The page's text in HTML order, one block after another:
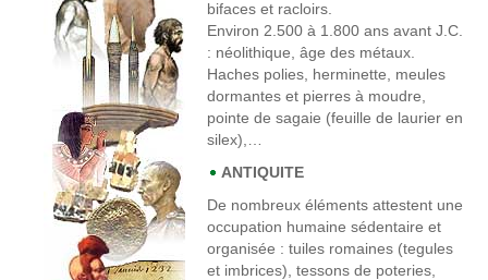
bifaces et racloirs.
Environ 2.500 à 1.800 ans avant J.C.
: néolithique, âge des métaux.
Haches polies, herminette, meules
dormantes et pierres à moudre,
pointe de sagaie (feuille de laurier en
silex),…
ANTIQUITE
De nombreux éléments attestent une
occupation humaine sédentaire et
organisée : tuiles romaines (tegules
et imbrices), tessons de poteries,